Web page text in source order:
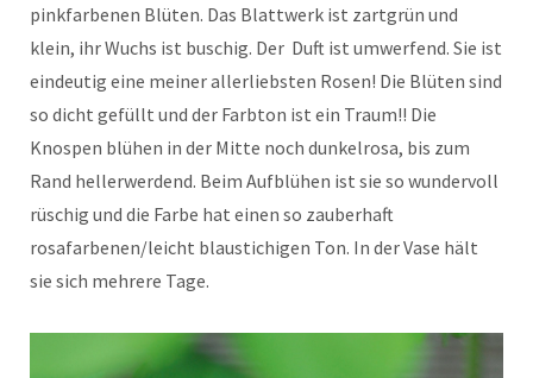
pinkfarbenen Blüten. Das Blattwerk ist zartgrün und
klein, ihr Wuchs ist buschig. Der Duft ist umwerfend. Sie ist
eindeutig eine meiner allerliebsten Rosen! Die Blüten sind
so dicht gefüllt und der Farbton ist ein Traum!! Die
Knospen blühen in der Mitte noch dunkelrosa, bis zum
Rand hellerwerdend. Beim Aufblühen ist sie so wundervoll
rüschig und die Farbe hat einen so zauberhaft
rosafarbenen/leicht blaustichigen Ton. In der Vase hält
sie sich mehrere Tage.